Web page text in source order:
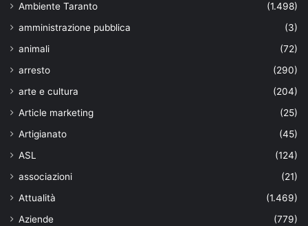
Ambiente Taranto
(1.498)
amministrazione pubblica
(3)
animali
(72)
arresto
(290)
arte e cultura
(204)
Article marketing
(25)
Artigianato
(45)
ASL
(124)
associazioni
(21)
Attualità
(1.469)
Aziende
(779)